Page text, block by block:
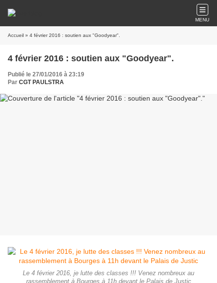
MENU
Accueil » 4 février 2016 : soutien aux "Goodyear".
4 février 2016 : soutien aux "Goodyear".
Publié le 27/01/2016 à 23:19
Par CGT PAULSTRA
Le 4 février 2016, je lutte des classes !!! Venez nombreux au
rassemblement à Bourges à 11h devant le Palais de Justic